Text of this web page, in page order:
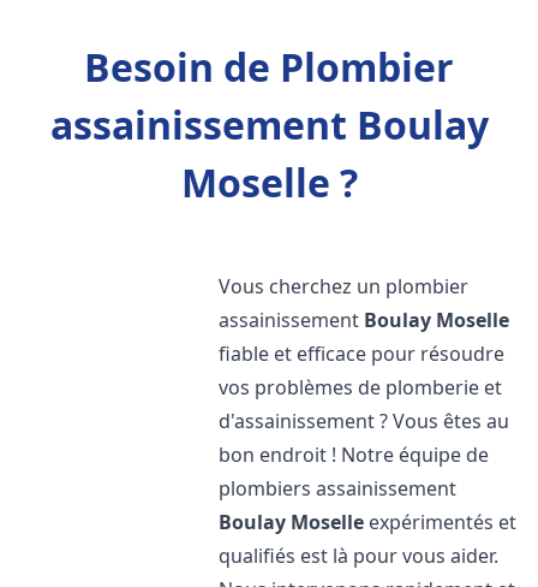
Besoin de Plombier
assainissement Boulay
Moselle ?
Vous cherchez un plombier
assainissement Boulay Moselle
fiable et efficace pour résoudre
vos problèmes de plomberie et
d'assainissement ? Vous êtes au
bon endroit ! Notre équipe de
plombiers assainissement
Boulay Moselle expérimentés et
qualifiés est là pour vous aider.